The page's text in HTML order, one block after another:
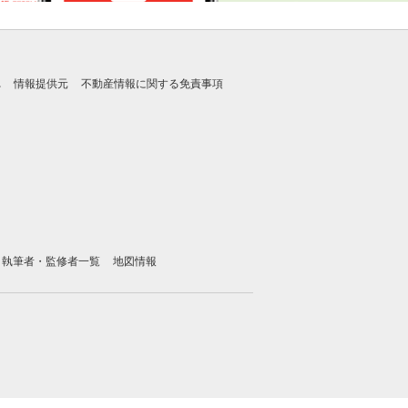
情報提供元 不動産情報に関する免責事項
執筆者・監修者一覧 地図情報